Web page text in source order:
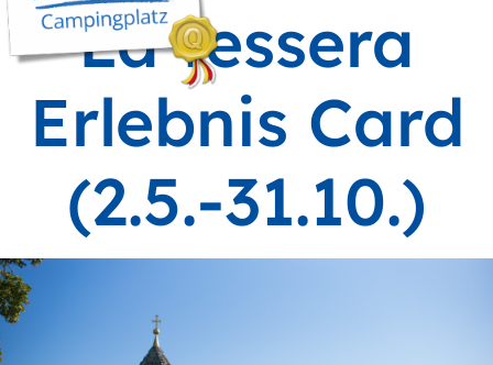
La tessera
Erlebnis Card
(2.5.-31.10.)